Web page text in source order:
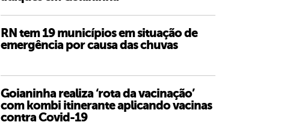
RN tem 19 municípios em situação de
emergência por causa das chuvas
Goianinha realiza ‘rota da vacinação’
com kombi itinerante aplicando vacinas
contra Covid-19